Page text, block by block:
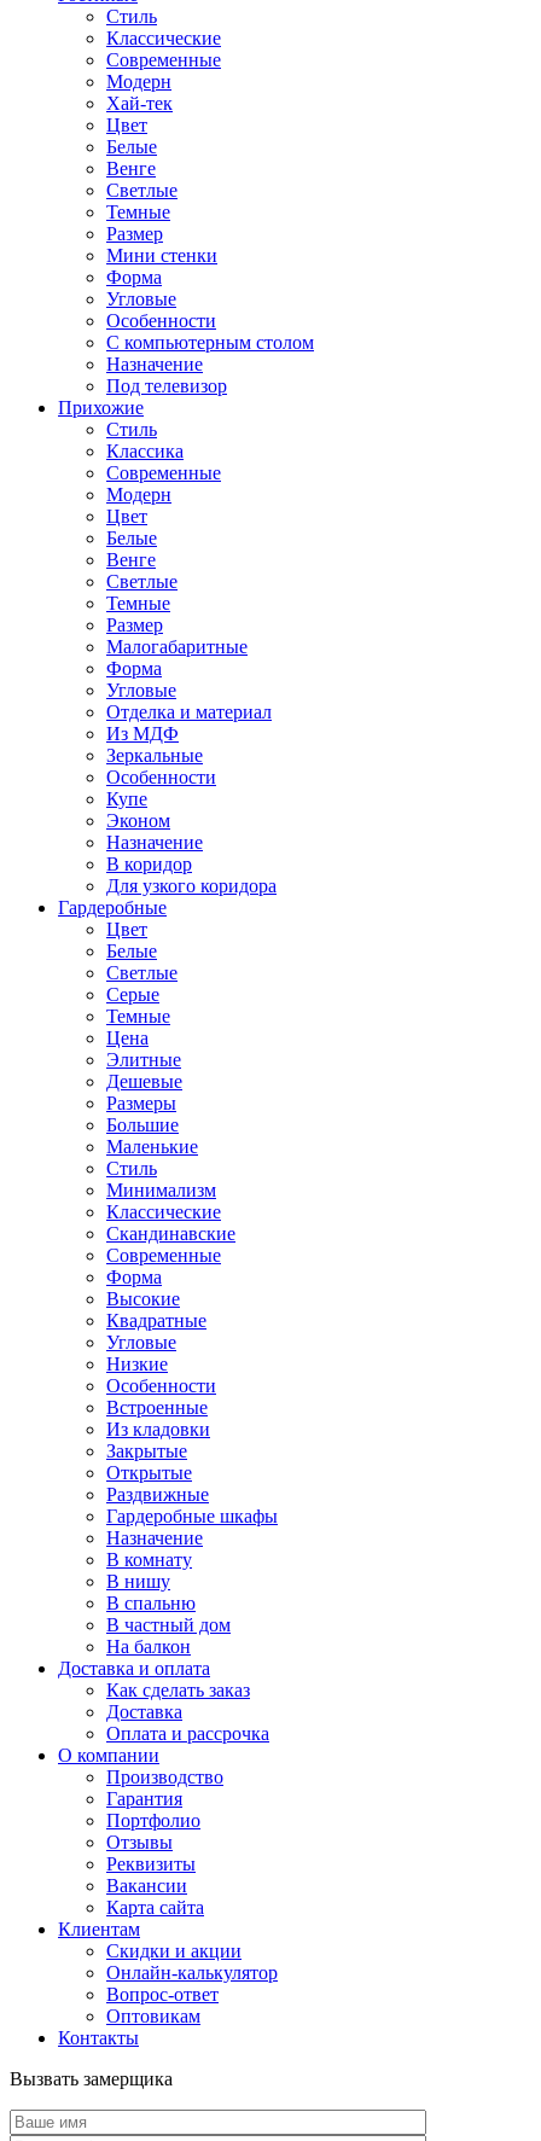
Стиль
Классические
Современные
Модерн
Хай-тек
Цвет
Белые
Венге
Светлые
Темные
Размер
Мини стенки
Форма
Угловые
Особенности
С компьютерным столом
Назначение
Под телевизор
Прихожие
Стиль
Классика
Современные
Модерн
Цвет
Белые
Венге
Светлые
Темные
Размер
Малогабаритные
Форма
Угловые
Отделка и материал
Из МДФ
Зеркальные
Особенности
Купе
Эконом
Назначение
В коридор
Для узкого коридора
Гардеробные
Цвет
Белые
Светлые
Серые
Темные
Цена
Элитные
Дешевые
Размеры
Большие
Маленькие
Стиль
Минимализм
Классические
Скандинавские
Современные
Форма
Высокие
Квадратные
Угловые
Низкие
Особенности
Встроенные
Из кладовки
Закрытые
Открытые
Раздвижные
Гардеробные шкафы
Назначение
В комнату
В нишу
В спальню
В частный дом
На балкон
Доставка и оплата
Как сделать заказ
Доставка
Оплата и рассрочка
О компании
Производство
Гарантия
Портфолио
Отзывы
Реквизиты
Вакансии
Карта сайта
Клиентам
Скидки и акции
Онлайн-калькулятор
Вопрос-ответ
Оптовикам
Контакты
Вызвать замерщика